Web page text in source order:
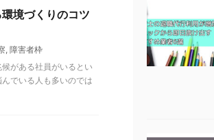
境づくりのコツ
, 障害者枠
がある社員がいるとい
でいる人も多いのでは